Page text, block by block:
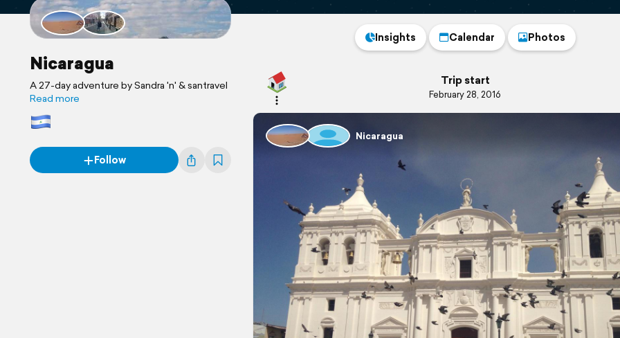
Nicaragua
A 27-day adventure by Sandra 'n' & santravel
Read more
Follow
Insights Calendar Photos
Trip start
February 28, 2016
Nicaragua